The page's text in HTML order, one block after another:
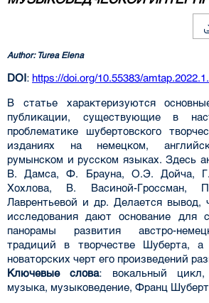
Author: Turea Elena
DOI: https://doi.org/10.55383/
B статье характеризуются
публикации, существующие в
проблематике шубертовского
изданиях на немецком,
румынском и русском языках. Здесь
В. Дамса, Ф. Брауна, О.Э. Дойча,
Хохлова, В. Васиной-
Лаврентьевой и др. Делается вывод,
исследования дают основание для
панорамы развития австро-
традиций в творчестве Шуберта,
новаторских черт его произведений
Ключевые слова: вокальный цикл,
музыка, музыковедение, Франц